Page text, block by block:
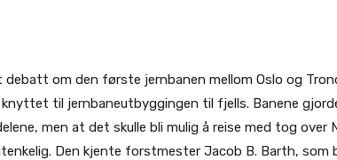
om den første jernbanen mellom Oslo og
til jernbaneutbyggingen til fjells. Banene
men at det skulle bli mulig å reise med tog
Den kjente forstmester Jacob B. Barth,